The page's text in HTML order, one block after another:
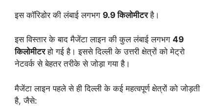
इस कॉरिडोर की लंबाई लगभग 9.9 किलोमीटरहै।
इस विस्तार के बाद मैजेंटा लाइन की कुल लंबाई लगभग 49
किलोमीटरहो गई है। इससे दिल्ली के उत्तरी क्षेत्रों को मेट्रो
नेटवर्क से बेहतर तरीके से जोड़ा गया है।
मैजेंटा लाइन पहले से ही दिल्ली के कई महत्वपूर्ण क्षेत्रों को जोड़ती
है, जैसे: